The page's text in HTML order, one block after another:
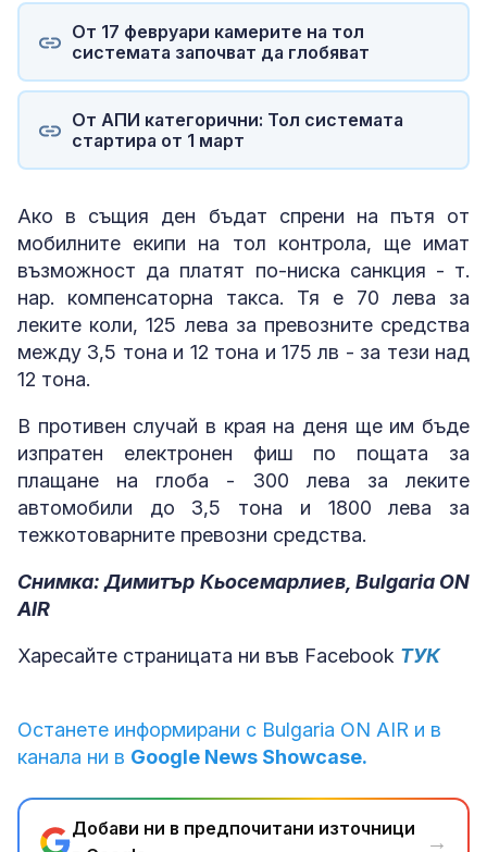
От 17 февруари камерите на тол
системата започват да глобяват
От АПИ категорични: Тол системата
стартира от 1 март
Ако в същия ден бъдат спрени на пътя от
мобилните екипи на тол контрола, ще имат
възможност да платят по-ниска санкция - т.
нар. компенсаторна такса. Тя е 70 лева за
леките коли, 125 лева за превозните средства
между 3,5 тона и 12 тона и 175 лв - за тези над
12 тона.
В противен случай в края на деня ще им бъде
изпратен електронен фиш по пощата за
плащане на глоба - 300 лева за леките
автомобили до 3,5 тона и 1800 лева за
тежкотоварните превозни средства.
Снимка: Димитър Кьосемарлиев, Bulgaria ON
AIR
Харесайте страницата ни във Facebook ТУК
Останете информирани с Bulgaria ON AIR и в
канала ни в Google News Showcase.
Добави ни в предпочитани източници
→